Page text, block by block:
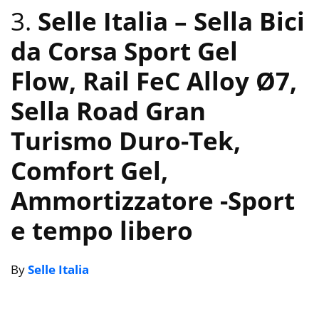
3. Selle Italia – Sella Bici
da Corsa Sport Gel
Flow, Rail FeC Alloy Ø7,
Sella Road Gran
Turismo Duro-Tek,
Comfort Gel,
Ammortizzatore -Sport
e tempo libero
BySelle Italia